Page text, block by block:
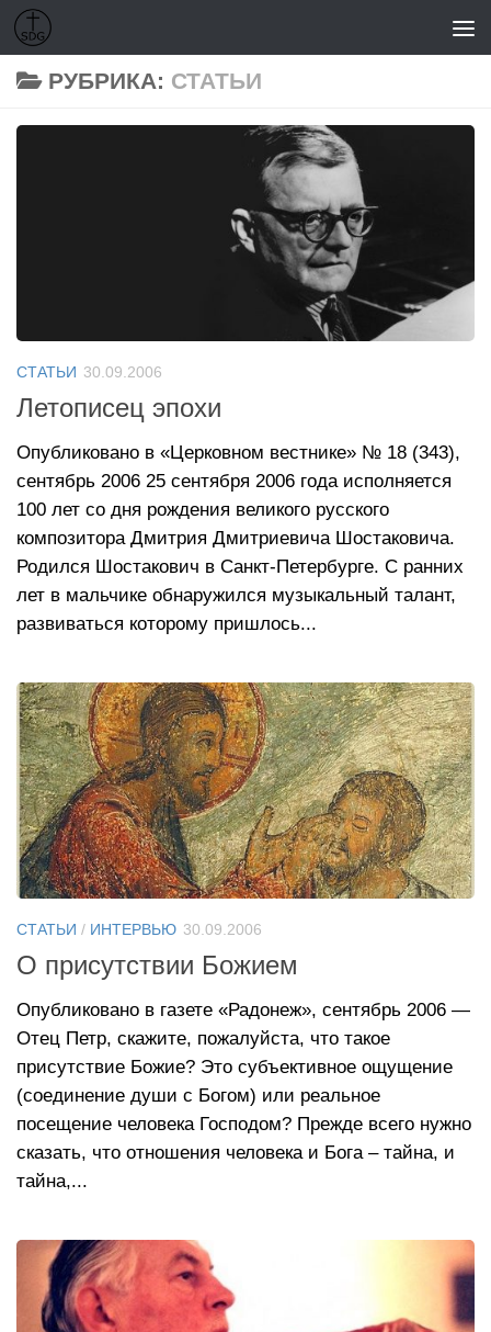
Перейти к содержимому
РУБРИКА: СТАТЬИ
СТАТЬИ 30.09.2006
Летописец эпохи
Опубликовано в «Церковном вестнике» № 18 (343),
сентябрь 2006 25 сентября 2006 года исполняется
100 лет со дня рождения великого русского
композитора Дмитрия Дмитриевича Шостаковича.
Родился Шостакович в Санкт-Петербурге. С ранних
лет в мальчике обнаружился музыкальный талант,
развиваться которому пришлось...
СТАТЬИ / ИНТЕРВЬЮ 30.09.2006
О присутствии Божием
Опубликовано в газете «Радонеж», сентябрь 2006 —
Отец Петр, скажите, пожалуйста, что такое
присутствие Божие? Это субъективное ощущение
(соединение души с Богом) или реальное
посещение человека Господом? Прежде всего нужно
сказать, что отношения человека и Бога – тайна, и
тайна,...